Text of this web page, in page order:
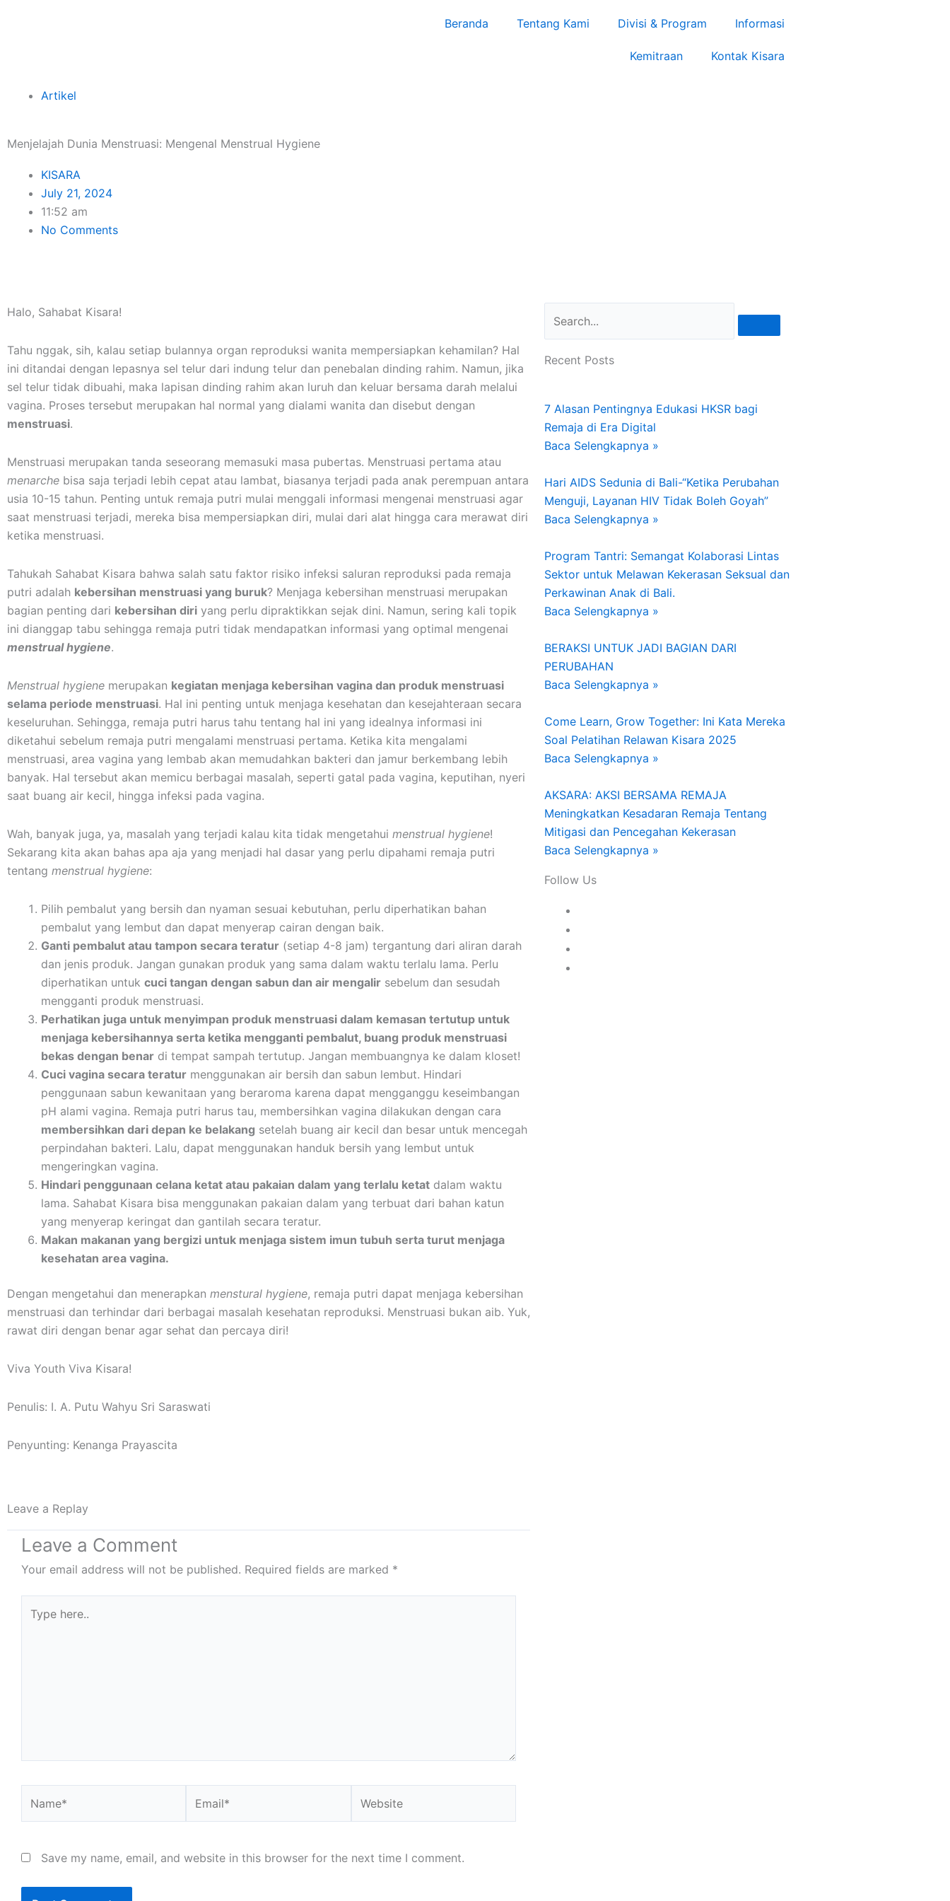
Beranda Tentang Kami Divisi & Program Informasi
Kemitraan Kontak Kisara
Artikel
Menjelajah Dunia Menstruasi: Mengenal Menstrual Hygiene
KISARA
July 21, 2024
11:52 am
No Comments
Halo, Sahabat Kisara!
Tahu nggak, sih, kalau setiap bulannya organ reproduksi wanita mempersiapkan kehamilan? Hal
ini ditandai dengan lepasnya sel telur dari indung telur dan penebalan dinding rahim. Namun, jika
sel telur tidak dibuahi, maka lapisan dinding rahim akan luruh dan keluar bersama darah melalui
vagina. Proses tersebut merupakan hal normal yang dialami wanita dan disebut dengan
menstruasi.
Menstruasi merupakan tanda seseorang memasuki masa pubertas. Menstruasi pertama atau
menarche bisa saja terjadi lebih cepat atau lambat, biasanya terjadi pada anak perempuan antara
usia 10-15 tahun. Penting untuk remaja putri mulai menggali informasi mengenai menstruasi agar
saat menstruasi terjadi, mereka bisa mempersiapkan diri, mulai dari alat hingga cara merawat diri
ketika menstruasi.
Tahukah Sahabat Kisara bahwa salah satu faktor risiko infeksi saluran reproduksi pada remaja
putri adalah kebersihan menstruasi yang buruk? Menjaga kebersihan menstruasi merupakan
bagian penting dari kebersihan diri yang perlu dipraktikkan sejak dini. Namun, sering kali topik
ini dianggap tabu sehingga remaja putri tidak mendapatkan informasi yang optimal mengenai
menstrual hygiene.
Menstrual hygiene merupakan kegiatan menjaga kebersihan vagina dan produk menstruasi
selama periode menstruasi. Hal ini penting untuk menjaga kesehatan dan kesejahteraan secara
keseluruhan. Sehingga, remaja putri harus tahu tentang hal ini yang idealnya informasi ini
diketahui sebelum remaja putri mengalami menstruasi pertama. Ketika kita mengalami
menstruasi, area vagina yang lembab akan memudahkan bakteri dan jamur berkembang lebih
banyak. Hal tersebut akan memicu berbagai masalah, seperti gatal pada vagina, keputihan, nyeri
saat buang air kecil, hingga infeksi pada vagina.
Wah, banyak juga, ya, masalah yang terjadi kalau kita tidak mengetahui menstrual hygiene!
Sekarang kita akan bahas apa aja yang menjadi hal dasar yang perlu dipahami remaja putri
tentang menstrual hygiene:
Pilih pembalut yang bersih dan nyaman sesuai kebutuhan, perlu diperhatikan bahan
pembalut yang lembut dan dapat menyerap cairan dengan baik.
Ganti pembalut atau tampon secara teratur (setiap 4-8 jam) tergantung dari aliran darah
dan jenis produk. Jangan gunakan produk yang sama dalam waktu terlalu lama. Perlu
diperhatikan untuk cuci tangan dengan sabun dan air mengalir sebelum dan sesudah
mengganti produk menstruasi.
Perhatikan juga untuk menyimpan produk menstruasi dalam kemasan tertutup untuk
menjaga kebersihannya serta ketika mengganti pembalut, buang produk menstruasi
bekas dengan benar di tempat sampah tertutup. Jangan membuangnya ke dalam kloset!
Cuci vagina secara teratur menggunakan air bersih dan sabun lembut. Hindari
penggunaan sabun kewanitaan yang beraroma karena dapat mengganggu keseimbangan
pH alami vagina. Remaja putri harus tau, membersihkan vagina dilakukan dengan cara
membersihkan dari depan ke belakang setelah buang air kecil dan besar untuk mencegah
perpindahan bakteri. Lalu, dapat menggunakan handuk bersih yang lembut untuk
mengeringkan vagina.
Hindari penggunaan celana ketat atau pakaian dalam yang terlalu ketat dalam waktu
lama. Sahabat Kisara bisa menggunakan pakaian dalam yang terbuat dari bahan katun
yang menyerap keringat dan gantilah secara teratur.
Makan makanan yang bergizi untuk menjaga sistem imun tubuh serta turut menjaga
kesehatan area vagina.
Dengan mengetahui dan menerapkan menstural hygiene, remaja putri dapat menjaga kebersihan
menstruasi dan terhindar dari berbagai masalah kesehatan reproduksi. Menstruasi bukan aib. Yuk,
rawat diri dengan benar agar sehat dan percaya diri!
Viva Youth Viva Kisara!
Penulis: I. A. Putu Wahyu Sri Saraswati
Penyunting: Kenanga Prayascita
Leave a Replay
Leave a Comment
Your email address will not be published. Required fields are marked *
here..
Save my name, email, and website in this browser for the next time I comment.
Recent Posts
7 Alasan Pentingnya Edukasi HKSR bagi
Remaja di Era Digital
Baca Selengkapnya »
Hari AIDS Sedunia di Bali-“Ketika Perubahan
Menguji, Layanan HIV Tidak Boleh Goyah”
Baca Selengkapnya »
Program Tantri: Semangat Kolaborasi Lintas
Sektor untuk Melawan Kekerasan Seksual dan
Perkawinan Anak di Bali.
Baca Selengkapnya »
BERAKSI UNTUK JADI BAGIAN DARI
PERUBAHAN
Baca Selengkapnya »
Come Learn, Grow Together: Ini Kata Mereka
Soal Pelatihan Relawan Kisara 2025
Baca Selengkapnya »
AKSARA: AKSI BERSAMA REMAJA
Meningkatkan Kesadaran Remaja Tentang
Mitigasi dan Pencegahan Kekerasan
Baca Selengkapnya »
Follow Us